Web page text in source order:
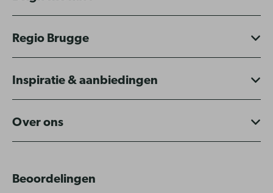
Regio Brugge
Inspiratie & aanbiedingen
Over ons
Beoordelingen